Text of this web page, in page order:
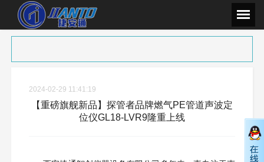
2024-02-29 11:41:19
【重磅旗舰新品】探管者品牌燃气PE管道声波定
位仪GL18-LVR9隆重上线